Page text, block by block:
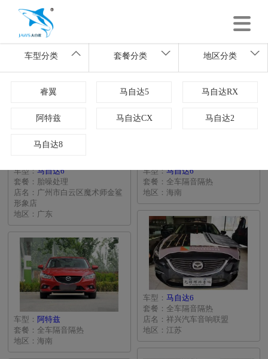
车型分类
睿翼 马自达5 马自达RX
阿特兹 马自达CX 马自达2
马自达8
套餐分类 地区分类
车型：马自达6
套餐：胎噪处理
店名：广州市白云区魔术师金鲨
形象店
地区：广东
车型：马自达6
套餐：全车隔音隔热
地区：海南
车型： 马自达6
套餐：全车隔音隔热
店名：祥兴汽车音响联盟
地区：江苏
车型： 阿特兹
套餐：全车隔音隔热
地区：海南